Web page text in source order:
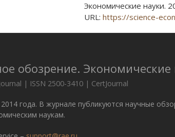
Экономические науки.
URL: https://science-
обозрение. Экономические
| ISSN 2500-3410 | CertJournal
года. В журнале публикуются научные
наукам.